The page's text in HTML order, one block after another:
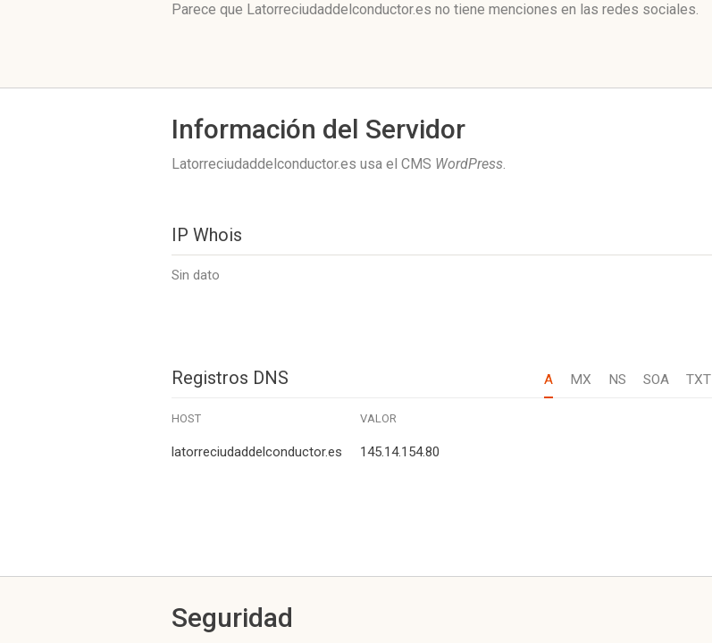
Parece que Latorreciudaddelconductor.es no tiene menciones en las redes sociales.
Información del Servidor
Latorreciudaddelconductor.es usa el CMS WordPress.
IP Whois
Sin dato
Registros DNS A MX NS SOA TXT
HOST VALOR
latorreciudaddelconductor.es 145.14.154.80
Seguridad